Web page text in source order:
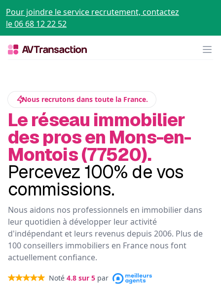
Pour joindre le service recrutement, contactez
le 06 68 12 22 52
Nous recrutons dans toute la France.
Le réseau immobilier
des pros en Mons-en-
Montois (77520).
Percevez 100% de vos
commissions.
Nous aidons nos professionnels en immobilier dans
leur quotidien à développer leur activité
d'indépendant et leurs revenus depuis 2006. Plus de
100 conseillers immobiliers en France nous font
actuellement confiance.
Noté 4.8 sur 5 par